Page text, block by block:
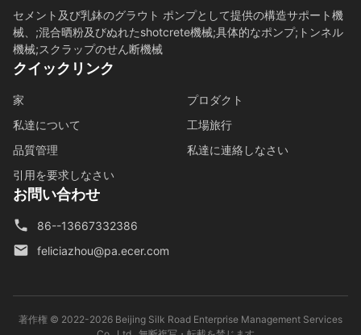
セメント及び乳鉢のグラウト ポンプとして提供の構造サポート機
械、;混合晒粉及びぬれたshotcrete機械;具体的なポンプ;トンネル
機械;スクラップのせん断機械
クイックリンク
家
プロダクト
私達について
工場旅行
品質管理
私達に連絡しなさい
引用を要求しなさい
お問い合わせ
86--13667332386
feliciazhou@pa.ecer.com
著作権 © 2022-2026 Beijing Silk Road Enterprise Management Services